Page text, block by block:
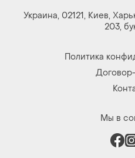
Украина, 02121, Киев,
203,
Политика
Мы в